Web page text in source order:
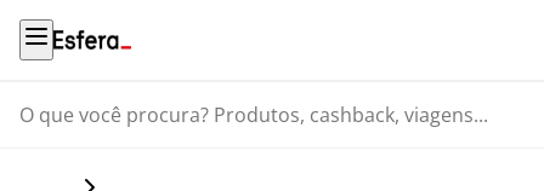
O que você procura? Produtos, cashback, viagens...